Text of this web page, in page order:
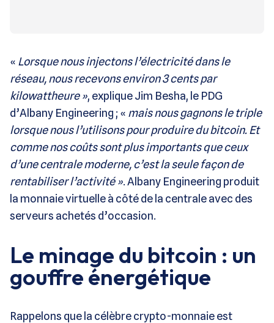
« Lorsque nous injectons l’électricité dans le
réseau, nous recevons environ 3 cents par
kilowattheure », explique Jim Besha, le PDG
d’Albany Engineering ; « mais nous gagnons le triple
lorsque nous l’utilisons pour produire du bitcoin. Et
comme nos coûts sont plus importants que ceux
d’une centrale moderne, c’est la seule façon de
rentabiliser l’activité ». Albany Engineering produit
la monnaie virtuelle à côté de la centrale avec des
serveurs achetés d’occasion.
Le minage du bitcoin : un
gouffre énergétique
Rappelons que la célèbre crypto-monnaie est